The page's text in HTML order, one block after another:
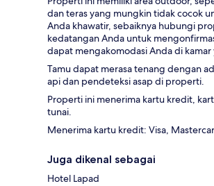
dan teras yang mungkin tidak cocok
Anda khawatir, sebaiknya hubungi
kedatangan Anda untuk
dapat mengakomodasi Anda di kamar
Tamu dapat merasa tenang dengan
api dan pendeteksi asap di properti.
Properti ini menerima kartu kredit,
tunai.
Menerima kartu kredit: Visa,
Juga dikenal sebagai
Hotel Lapad